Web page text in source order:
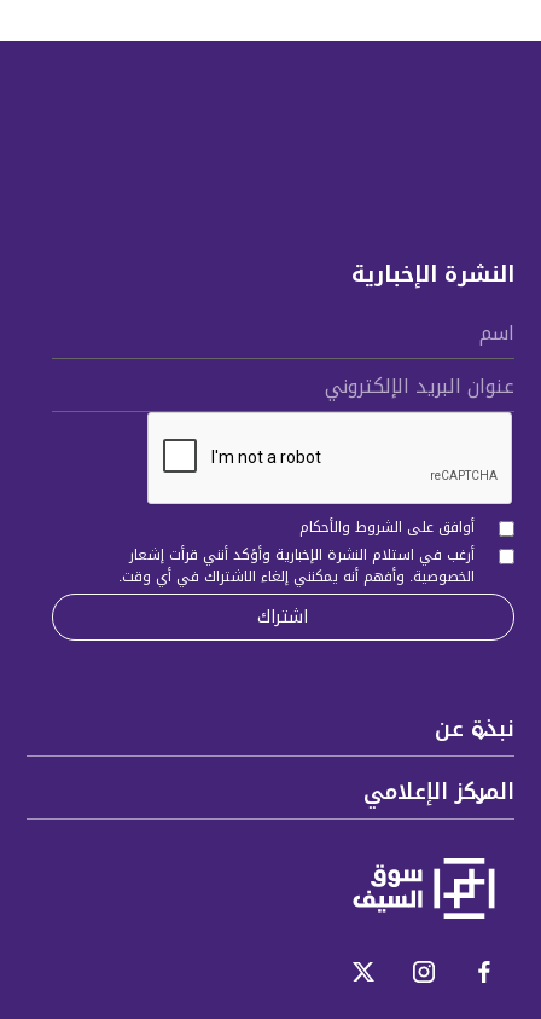
نبذة عن
المركز الإعلامي
النشرة الإخبارية
اسم
عنوان البريد الإلكتروني
أوافق على الشروط والأحكام
أرغب في استلام النشرة الإخبارية وأؤكد أنني قرأتإشعار
الخصوصية. وأفهم أنه يمكنني إلغاء الاشتراك في أي وقت.